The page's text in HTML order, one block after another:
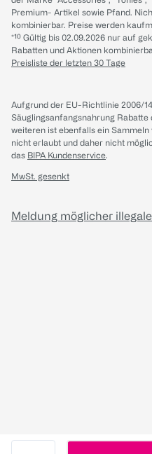
Premium- Artikel sowie Pfand.
kombinierbar. Preise werden
*¹⁰ Gültig bis 02.09.2026 nur auf
Rabatten und Aktionen
Preisliste der letzten 30 Tage
Aufgrund der EU-Richtlinie 2006/
Säuglingsanfangsnahrung
weiteren ist ebenfalls ein
nicht erlaubt und daher nicht
das BIPA Kundenservice.
MwSt. gesenkt
Meldung möglicher